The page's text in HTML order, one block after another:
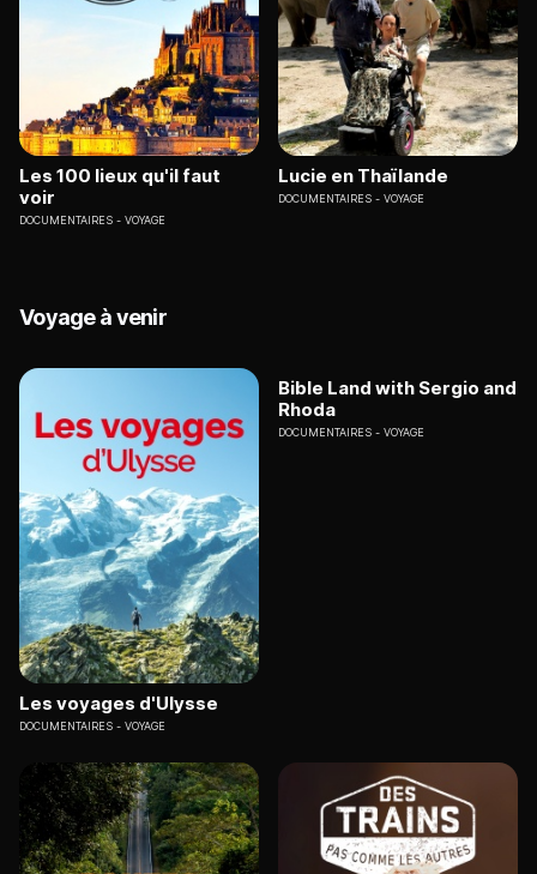
Les 100 lieux qu'il faut
voir
DOCUMENTAIRES VOYAGE
Lucie en Thaïlande
DOCUMENTAIRES VOYAGE
Voyage à venir
Les voyages d'Ulysse
DOCUMENTAIRES VOYAGE
Bible Land with Sergio and
Rhoda
DOCUMENTAIRES VOYAGE